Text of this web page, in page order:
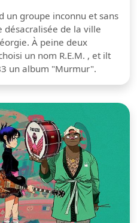
un groupe inconnu et sans
désacralisée de la ville
À peine deux
un nom R.E.M. , et ilt
un album "Murmur".